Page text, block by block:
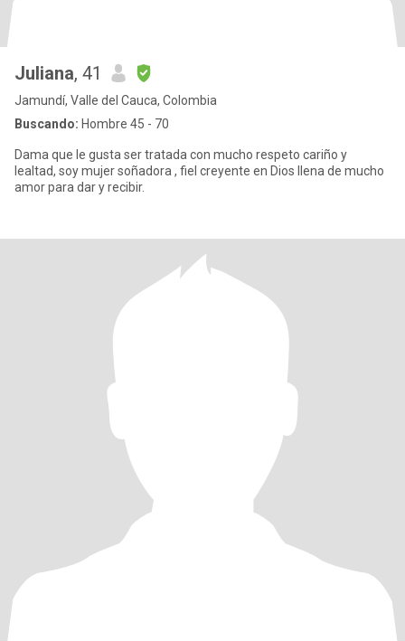
Juliana, 41
Jamundí, Valle del Cauca, Colombia
Buscando: Hombre 45 - 70
Dama que le gusta ser tratada con mucho respeto cariño y
lealtad, soy mujer soñadora , fiel creyente en Dios llena de mucho
amor para dar y recibir.